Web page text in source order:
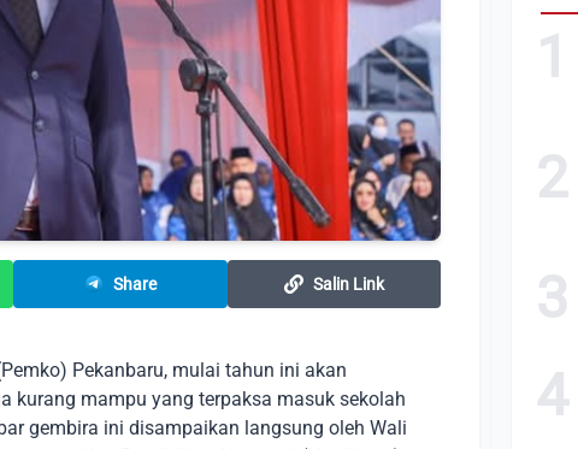
Share Salin Link
Pekanbaru, mulai tahun ini akan
kurang mampu yang terpaksa masuk sekolah
gembira ini disampaikan langsung oleh Wali
1
2
3
4